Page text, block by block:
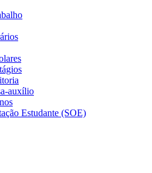
auxílio
Estudante (SOE)